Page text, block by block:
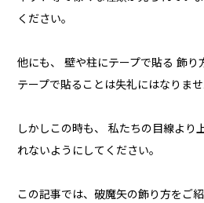
ください。
他にも、 壁や柱にテープで貼る 飾り
テープで貼ることは失礼にはなりませ
しかしこの時も、 私たちの目線より
れないようにしてください。
この記事では、破魔矢の飾り方をご紹